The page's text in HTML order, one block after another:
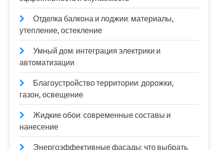
Отделка балкона и лоджии: материалы,
утепление, остекление
Умный дом: интеграция электрики и
автоматизации
Благоустройство территории: дорожки,
газон, освещение
Жидкие обои: современные составы и
нанесение
Энергоэффективные фасады: что выбрать